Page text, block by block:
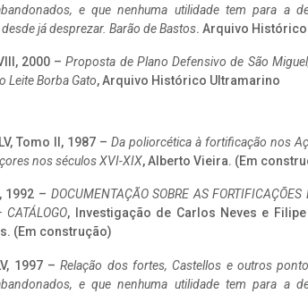
e que nenhuma utilidade tem para a
já desprezar. Barão de Bastos. Arquivo
2000 –Proposta de Plano Defensivo de São
Leite Borba Gato, Arquivo Histórico Ultramarino
Tomo II, 1987 – Da poliorcética à fortificação nos
nos séculos XVI-XIX, Alberto Vieira. (Em
1992 – DOCUMENTAÇÃO SOBRE AS
, Investigação de Carlos Neves e
(Em construção)
1997 –Relação dos fortes, Castellos e outros
e que nenhuma utilidade tem para a